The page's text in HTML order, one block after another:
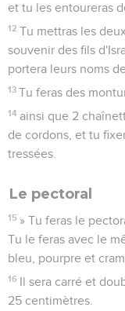
et tu les entoureras
12 Tu mettras les
souvenir des fils
portera leurs noms
13 Tu feras des
14 ainsi que 2
de cordons, et tu
tressées.
Le pectoral
15 » Tu feras le
Tu le feras avec le
bleu, pourpre et
16 Il sera carré et
25 centimètres.